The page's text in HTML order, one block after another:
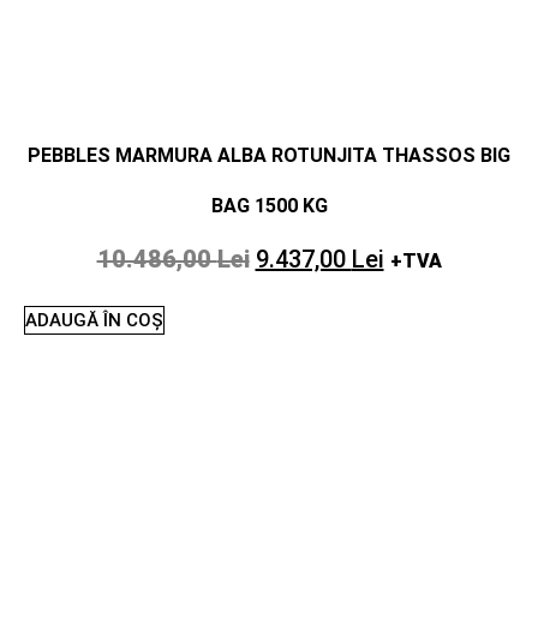
PEBBLES MARMURA ALBA ROTUNJITA THASSOS BIG
BAG 1500 KG
10.486,00Lei 9.437,00 Lei +TVA
ADAUGĂ ÎN COȘ